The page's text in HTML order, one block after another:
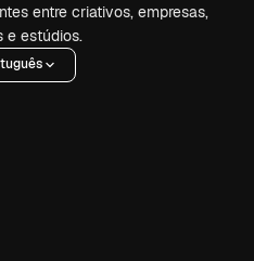
entre criativos, empresas,
e estúdios.